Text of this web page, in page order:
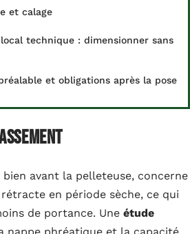
et calage
technique : dimensionner sans
et obligations après la pose
avant la pelleteuse, concerne
en période sèche, ce qui
de portance. Une étude